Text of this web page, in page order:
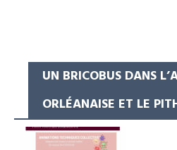
UN BRICOBUS DANS
ORLÉANAISE ET LE